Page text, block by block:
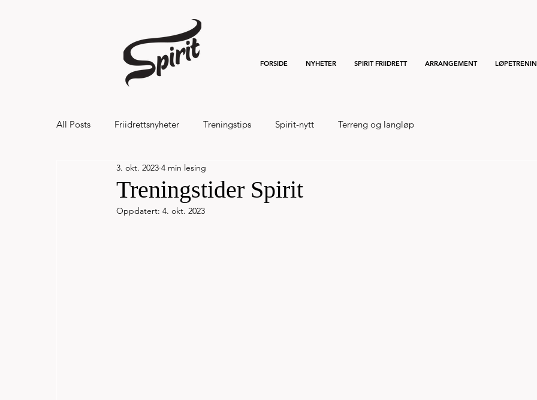
FORSIDE NYHETER SPIRIT FRIIDRETT ARRANGEMENT
All Posts Friidrettsnyheter Treningstips Spirit-nytt Terreng og langløp
Hålandsvannet halvmaraton og 7km 20
Treningstider Spirit
3. okt. 2023 4 min lesing
Oppdatert: 4. okt. 2023